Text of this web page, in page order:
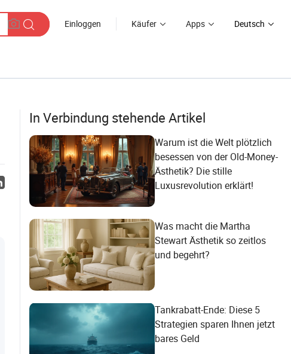
Einloggen Käufer Apps Deutsch
In Verbindung stehende Artikel
Warum ist die Welt plötzlich
besessen von der Old-Money-
Ästhetik? Die stille
Luxusrevolution erklärt!
Was macht die Martha
Stewart Ästhetik so zeitlos
und begehrt?
Tankrabatt-Ende: Diese 5
Strategien sparen Ihnen jetzt
bares Geld